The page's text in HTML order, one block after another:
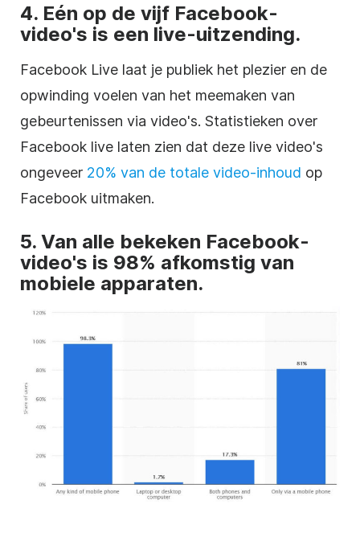
4. Eén op de vijf Facebook-
video's is een live-uitzending.
Facebook Live laat je publiek het plezier en de
opwinding voelen van het meemaken van
gebeurtenissen via video's. Statistieken over
Facebook live laten zien dat deze live video's
ongeveer 20% van de totale video-inhoud op
Facebook uitmaken.
5. Van alle bekeken Facebook-
video's is 98% afkomstig van
mobiele apparaten.